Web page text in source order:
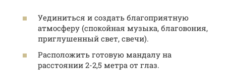
Уединиться и создать благоприятную
атмосферу (спокойная музыка, благовония,
приглушенный свет, свечи).
Расположить готовую мандалу на
расстоянии 2-2,5 метра от глаз.